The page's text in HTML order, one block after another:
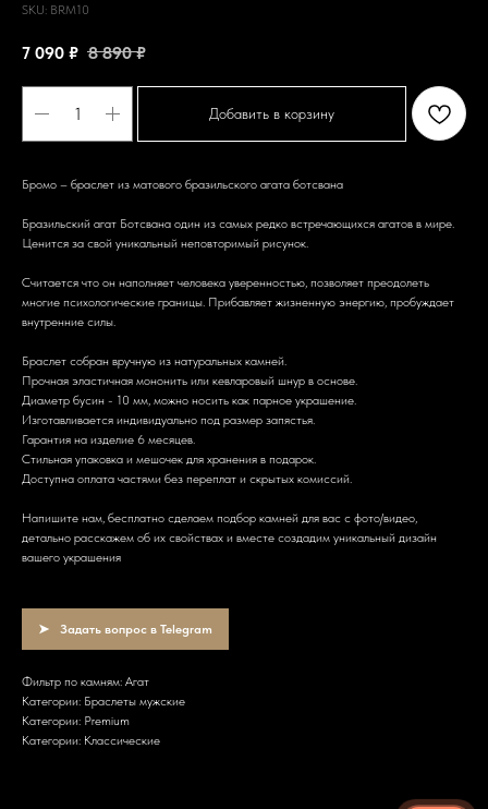
SKU: BRM10
7 090 ₽ 8 890 ₽
Добавить в корзину
Бромо – браслет из матового бразильского агата ботсвана
Бразильский агат Ботсвана один из самых редко встречающихся агатов в мире.
Ценится за свой уникальный неповторимый рисунок.
Считается что он наполняет человека уверенностью, позволяет преодолеть
многие психологические границы. Прибавляет жизненную энергию, пробуждает
внутренние силы.
Браслет собран вручную из натуральных камней.
Прочная эластичная мононить или кевларовый шнур в основе.
Диаметр бусин - 10 мм, можно носить как парное украшение.
Изготавливается индивидуально под размер запястья.
Гарантия на изделие 6 месяцев.
Стильная упаковка и мешочек для хранения в подарок.
Доступна оплата частями без переплат и скрытых комиссий.
Напишите нам, бесплатно сделаем подбор камней для вас с фото/видео,
детально расскажем об их свойствах и вместе создадим уникальный дизайн
вашего украшения
Задать вопрос в Telegram
Фильтр по камням: Агат
Категории: Браслеты мужские
Категории: Premium
Категории: Классические